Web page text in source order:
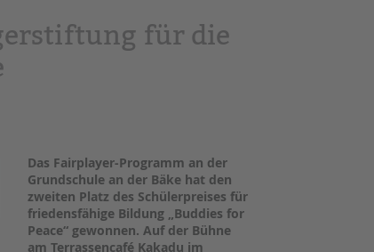
tandem international
für die
Das Fairplayer-Programm an der
Grundschule an der Bäke hat den
zweiten Platz des Schülerpreises für
friedensfähige Bildung „Buddies for
Peace“ gewonnen. Auf der Bühne
am Terrassencafé Kakadu im